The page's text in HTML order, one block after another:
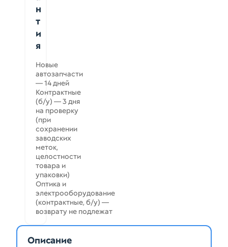
н
т
и
я
Новые
автозапчасти
— 14 дней
Контрактные
(б/у) — 3 дня
на проверку
(при
сохранении
заводских
меток,
целостности
товара и
упаковки)
Оптика и
электрооборудование
(контрактные, б/у) —
возврату не подлежат
Описание